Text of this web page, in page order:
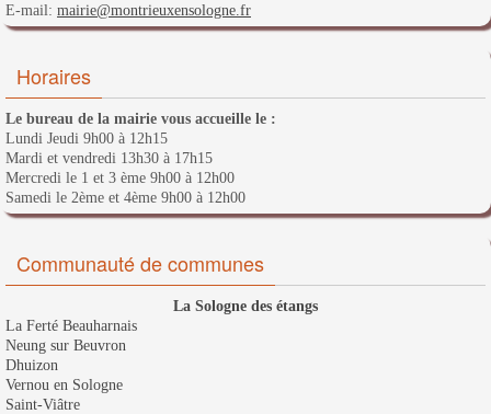
E-mail: mairie@montrieuxensologne.fr
Horaires
Le bureau de la mairie vous accueille le :
Lundi Jeudi 9h00 à 12h15
Mardi et vendredi 13h30 à 17h15
Mercredi le 1 et 3 ème 9h00 à 12h00
Samedi le 2ème et 4ème 9h00 à 12h00
Communauté de communes
La Sologne des étangs
La Ferté Beauharnais
Neung sur Beuvron
Dhuizon
Vernou en Sologne
Saint-Viâtre